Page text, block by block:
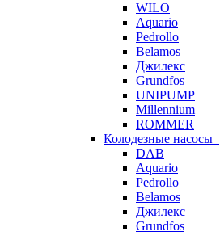
WILO
Aquario
Pedrollo
Belamos
Джилекс
Grundfos
UNIPUMP
Millennium
ROMMER
Колодезные насосы
DAB
Aquario
Pedrollo
Belamos
Джилекс
Grundfos